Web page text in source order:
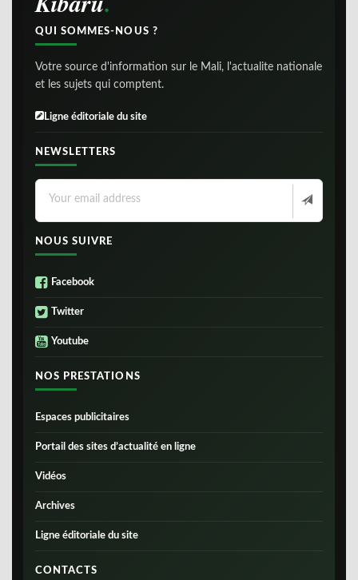
QUI SOMMES-NOUS ?
Votre source d'information sur le Mali, l'actualite nationale
et les sujets qui comptent.
Ligne éditoriale du site
NEWSLETTERS
NOUS SUIVRE
Facebook
Twitter
Youtube
NOS PRESTATIONS
Espaces publicitaires
Portail des sites d’actualité en ligne
Vidéos
Archives
Ligne éditoriale du site
CONTACTS